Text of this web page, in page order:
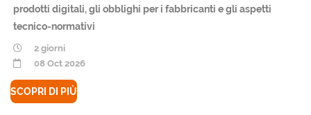
prodotti digitali, gli obblighi per i fabbricanti e gli aspetti
tecnico-normativi
2 giorni
08 Oct 2026
SCOPRI DI PIÙ